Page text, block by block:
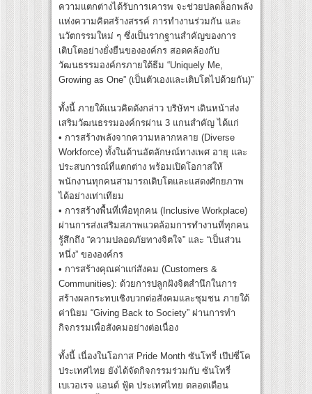
ความแตกต่างได้รับการเคารพ จะช่วยปลดล็อกพลัง
แห่งความคิดสร้างสรรค์ การทำงานร่วมกัน และ
นวัตกรรมใหม่ ๆ ซึ่งเป็นรากฐานสำคัญของการ
เติบโตอย่างยั่งยืนขององค์กร สอดคล้องกับ
วัฒนธรรมองค์กรภายใต้ธีม “Uniquely Me,
Growing as One” (เป็นตัวเองและเติบโตไปด้วยกัน)”
ทั้งนี้ ภายใต้แนวคิดดังกล่าว บริษัทฯ เดินหน้าส่ง
เสริมวัฒนธรรมองค์กรผ่าน 3 แกนสำคัญ ได้แก่
• การสร้างพลังจากความหลากหลาย (Diverse
Workforce) ทั้งในด้านอัตลักษณ์ทางเพศ อายุ และ
ประสบการณ์ที่แตกต่าง พร้อมเปิดโอกาสให้
พนักงานทุกคนสามารถเติบโตและแสดงศักยภาพ
ได้อย่างเท่าเทียม
• การสร้างพื้นที่เพื่อทุกคน (Inclusive Workplace)
ผ่านการส่งเสริมสภาพแวดล้อมการทำงานที่ทุกคน
รู้สึกถึง “ความปลอดภัยทางจิตใจ” และ “เป็นส่วน
หนึ่ง” ขององค์กร
• การสร้างคุณค่าแก่สังคม (Customers &
Communities): ด้วยการปลูกฝังจิตสำนึกในการ
สร้างผลกระทบเชิงบวกต่อสังคมและชุมชน ภายใต้
ค่านิยม “Giving Back to Society” ผ่านการทำ
กิจกรรมเพื่อสังคมอย่างต่อเนื่อง
ทั้งนี้ เนื่องในโอกาส Pride Month ซันโทรี่ เป๊ปซี่โค
ประเทศไทย ยังได้จัดกิจกรรมร่วมกับ ซันโทรี่
เบเวอเรจ แอนด์ ฟู้ด ประเทศไทย ตลอดเดือน